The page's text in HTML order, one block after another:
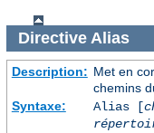
Directive Alias
Description: Met en
chemins
Syntaxe:
Alias [